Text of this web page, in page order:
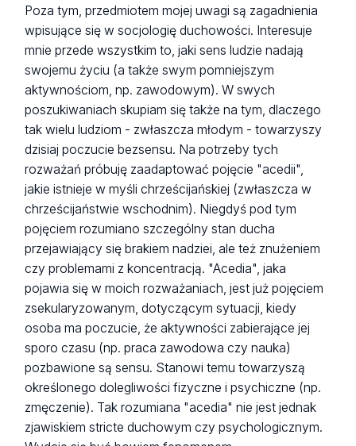
Poza tym, przedmiotem mojej uwagi są zagadnienia
wpisujące się w socjologię duchowości. Interesuje
mnie przede wszystkim to, jaki sens ludzie nadają
swojemu życiu (a także swym pomniejszym
aktywnościom, np. zawodowym). W swych
poszukiwaniach skupiam się także na tym, dlaczego
tak wielu ludziom - zwłaszcza młodym - towarzyszy
dzisiaj poczucie bezsensu. Na potrzeby tych
rozważań próbuję zaadaptować pojęcie "acedii",
jakie istnieje w myśli chrześcijańskiej (zwłaszcza w
chrześcijaństwie wschodnim). Niegdyś pod tym
pojęciem rozumiano szczególny stan ducha
przejawiający się brakiem nadziei, ale też znużeniem
czy problemami z koncentracją. "Acedia", jaka
pojawia się w moich rozważaniach, jest już pojęciem
zsekularyzowanym, dotyczącym sytuacji, kiedy
osoba ma poczucie, że aktywności zabierające jej
sporo czasu (np. praca zawodowa czy nauka)
pozbawione są sensu. Stanowi temu towarzyszą
określonego dolegliwości fizyczne i psychiczne (np.
zmęczenie). Tak rozumiana "acedia" nie jest jednak
zjawiskiem stricte duchowym czy psychologicznym.